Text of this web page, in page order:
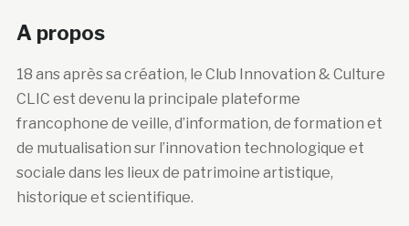
A propos
18 ans après sa création, le Club Innovation & Culture
CLIC est devenu la principale plateforme
francophone de veille, d’information, de formation et
de mutualisation sur l’innovation technologique et
sociale dans les lieux de patrimoine artistique,
historique et scientifique.